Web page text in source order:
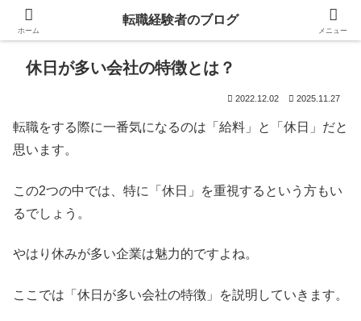
休日が多い会社の特徴とは？
2022.12.02 2025.11.27
転職をする際に一番気になるのは「給料」と「休日」だと
思います。
この2つの中では、特に「休日」を重視するという方もい
るでしょう。
やはり休みが多い企業は魅力的ですよね。
ここでは「休日が多い会社の特徴」を説明していきます。
ホーム
転職経験者のブログ
メニュー